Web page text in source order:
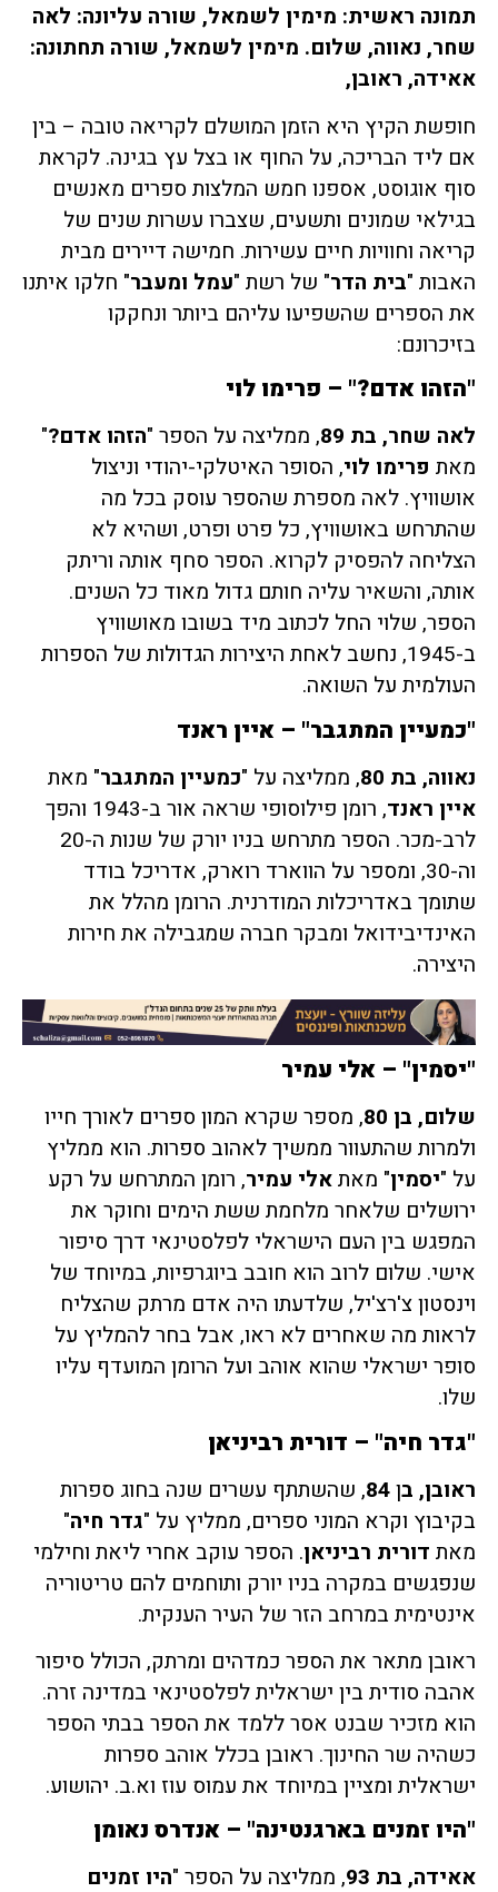
תמונה ראשית: מימין לשמאל, שורה עליונה: לאה
שחר, נאווה, שלום. מימין לשמאל, שורה תחתונה:
אאידה, ראובן,
חופשת הקיץ היא הזמן המושלם לקריאה טובה – בין
אם ליד הבריכה, על החוף או בצל עץ בגינה. לקראת
סוף אוגוסט, אספנו חמש המלצות ספרים מאנשים
בגילאי שמונים ותשעים, שצברו עשרות שנים של
קריאה וחוויות חיים עשירות. חמישה דיירים מבית
האבות "בית הדר" של רשת "עמל ומעבר" חלקו איתנו
את הספרים שהשפיעו עליהם ביותר ונחקקו
בזיכרונם:
"הזהו אדם?" – פרימו לוי
לאה שחר, בת 89 , ממליצה על הספר "הזהו אדם?"
מאת פרימו לוי, הסופר האיטלקי-יהודי וניצול
אושוויץ. לאה מספרת שהספר עוסק בכל מה
שהתרחש באושוויץ, כל פרט ופרט, ושהיא לא
הצליחה להפסיק לקרוא. הספר סחף אותה וריתק
אותה, והשאיר עליה חותם גדול מאוד כל השנים.
הספר, שלוי החל לכתוב מיד בשובו מאושוויץ
ב-1945, נחשב לאחת היצירות הגדולות של הספרות
העולמית על השואה.
"כמעיין המתגבר" – איין ראנד
נאווה, בת 80 , ממליצה על "כמעיין המתגבר" מאת
איין ראנד
, רומן פילוסופי שראה אור ב-1943 והפך
לרב-מכר. הספר מתרחש בניו יורק של שנות ה-20
וה-30, ומספר על הווארד רוארק, אדריכל בודד
שתומך באדריכלות המודרנית. הרומן מהלל את
האינדיבידואל ומבקר חברה שמגבילה את חירות
היצירה.
"יסמין" – אלי עמיר
שלום, בן 80
, מספר שקרא המון ספרים לאורך חייו
ולמרות שהתעוור ממשיך לאהוב ספרות. הוא ממליץ
על "יסמין" מאתאלי עמיר, רומן המתרחש על רקע
ירושלים שלאחר מלחמת ששת הימים וחוקר את
המפגש בין העם הישראלי לפלסטינאי דרך סיפור
אישי. שלום לרוב הוא חובב ביוגרפיות, במיוחד של
וינסטון צ'רצ'יל, שלדעתו היה אדם מרתק שהצליח
לראות מה שאחרים לא ראו, אבל בחר להמליץ על
סופר ישראלי שהוא אוהב ועל הרומן המועדף עליו
שלו.
"גדר חיה" – דורית רביניאן
ראובן, בן84, שהשתתף עשרים שנה בחוג ספרות
בקיבוץ וקרא המוני ספרים, ממליץ על "גדר חיה"
מאת דורית רביניאן. הספר עוקב אחרי ליאת וחילמי
שנפגשים במקרה בניו יורק ותוחמים להם טריטוריה
אינטימית במרחב הזר של העיר הענקית.
ראובן מתאר את הספר כמדהים ומרתק, הכולל סיפור
אהבה סודית בין ישראלית לפלסטינאי במדינה זרה.
הוא מזכיר שבנט אסר ללמד את הספר בבתי הספר
כשהיה שר החינוך. ראובן בכלל אוהב ספרות
ישראלית ומציין במיוחד את עמוס עוז וא.ב. יהושוע.
"היו זמנים בארגנטינה" – אנדרס נאומן
אאידה, בת 93 , ממליצה על הספר "היו זמנים